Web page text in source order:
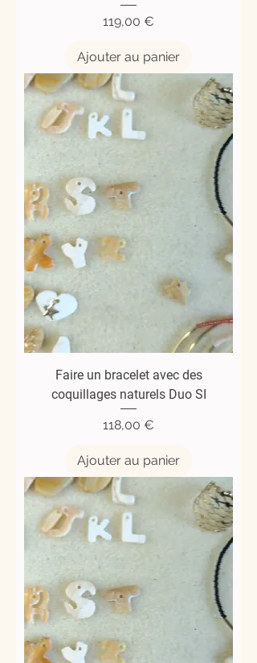
Prix
119,00 €
Ajouter au panier
Faire un bracelet avec des
coquillages naturels Duo SI
Prix
118,00 €
Ajouter au panier